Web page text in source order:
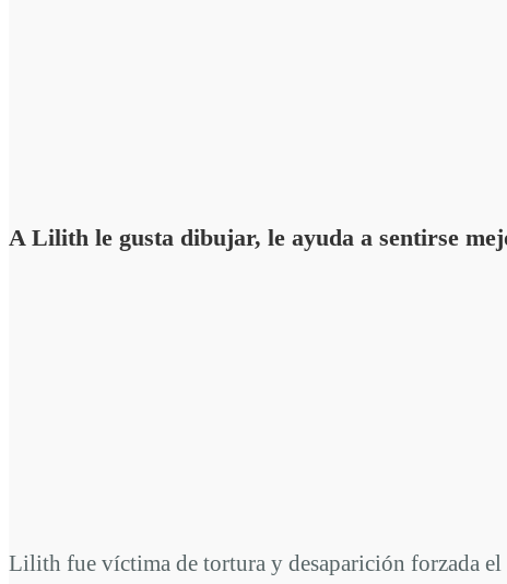
A Lilith le gusta dibujar, le ayuda a sentirse
Lilith fue víctima de tortura y desaparición forzada